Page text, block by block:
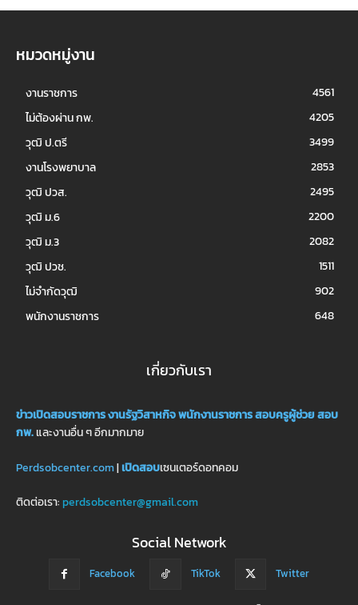
หมวดหมู่งาน
งานราชการ
4561
ไม่ต้องผ่าน กพ.
4205
วุฒิ ป.ตรี
3499
งานโรงพยาบาล
2853
วุฒิ ปวส.
2495
วุฒิ ม.6
2200
วุฒิ ม.3
2082
วุฒิ ปวช.
1511
ไม่จำกัดวุฒิ
902
พนักงานราชการ
648
เกี่ยวกับเรา
ข่าวเปิดสอบราชการงานรัฐวิสาหกิจพนักงานราชการสอบครูผู้ช่วยสอบ
กพ.และงานอื่น ๆ อีกมากมาย
Perdsobcenter.com|เปิดสอบเซนเตอร์ดอทคอม
ติดต่อเรา: perdsobcenter@gmail.com
Social Network
Facebook TikTok Twitter